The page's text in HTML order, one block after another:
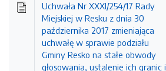
Uchwała Nr XXXI/254/17 Rady
Miejskiej w Resku z dnia 30
października 2017 zmieniająca
uchwałę w sprawie podziału
Gminy Resko na stałe obwody
głosowania, ustalenie ich granic i